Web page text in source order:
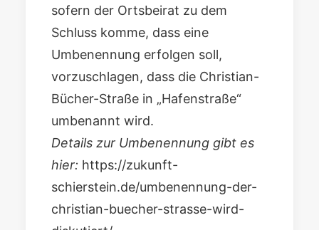
sofern der Ortsbeirat zu dem
Schluss komme, dass eine
Umbenennung erfolgen soll,
vorzuschlagen, dass die Christian-
Bücher-Straße in „Hafenstraße“
umbenannt wird.
Details zur Umbenennung gibt es
hier: https://zukunft-
schierstein.de/umbenennung-der-
christian-buecher-strasse-wird-